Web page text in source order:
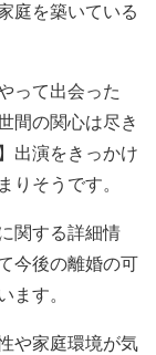
庭を築いている
って出会った
間の関心は尽き
出演をきっかけ
そうです。
関する詳細情
今後の離婚の可
ます。
や家庭環境が気